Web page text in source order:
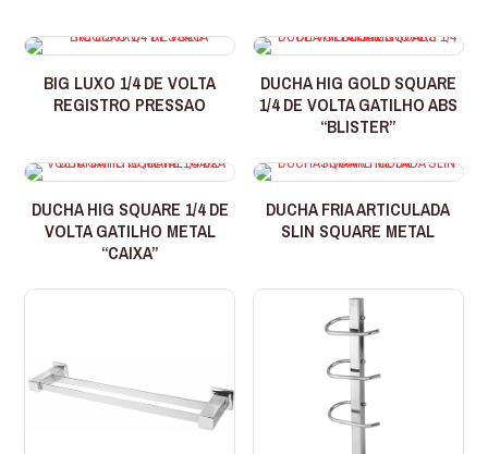
BIG LUXO 1/4 DE VOLTA
REGISTRO PRESSAO
DUCHA HIG GOLD SQUARE
1/4 DE VOLTA GATILHO ABS
“BLISTER”
DUCHA HIG SQUARE 1/4 DE
VOLTA GATILHO METAL
“CAIXA”
DUCHA FRIA ARTICULADA
SLIN SQUARE METAL